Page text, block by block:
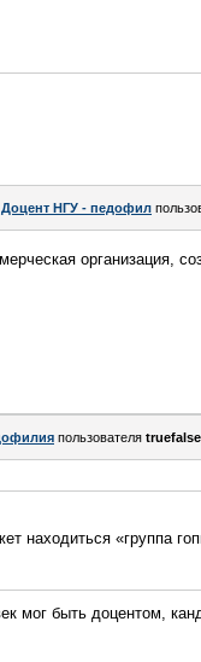
Доцент НГУ - педофил
организация,
пользователя truefalse
находиться «группа
мог быть доцентом,